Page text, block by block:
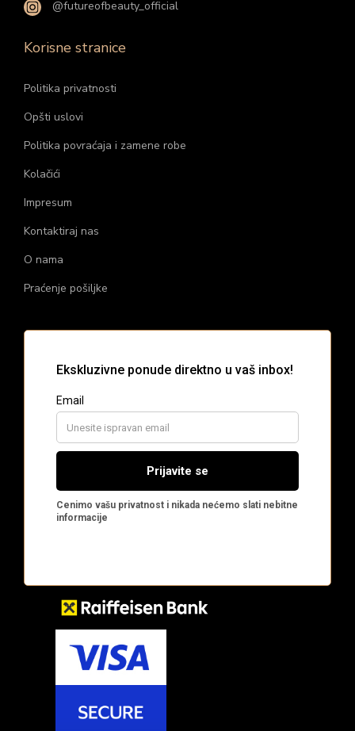
@futureofbeauty_official
Korisne stranice
Politika privatnosti
Opšti uslovi
Politika povraćaja i zamene robe
Kolačići
Impresum
Kontaktiraj nas
O nama
Praćenje pošiljke